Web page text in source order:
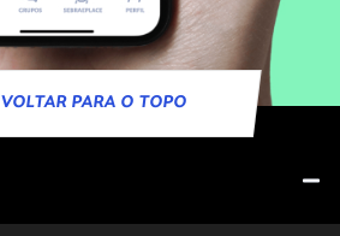
VOLTAR PARA O TOPO